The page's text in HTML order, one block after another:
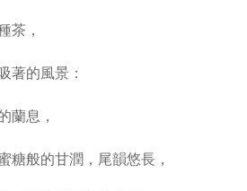
茶，
著的風景：
蘭息，
糖般的甘潤，尾韻悠長，